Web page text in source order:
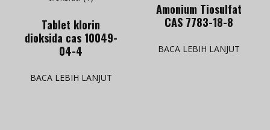
Tablet klorin
dioksida cas 10049-
04-4
BACA LEBIH LANJUT
Amonium Tiosulfat
CAS 7783-18-8
BACA LEBIH LANJUT